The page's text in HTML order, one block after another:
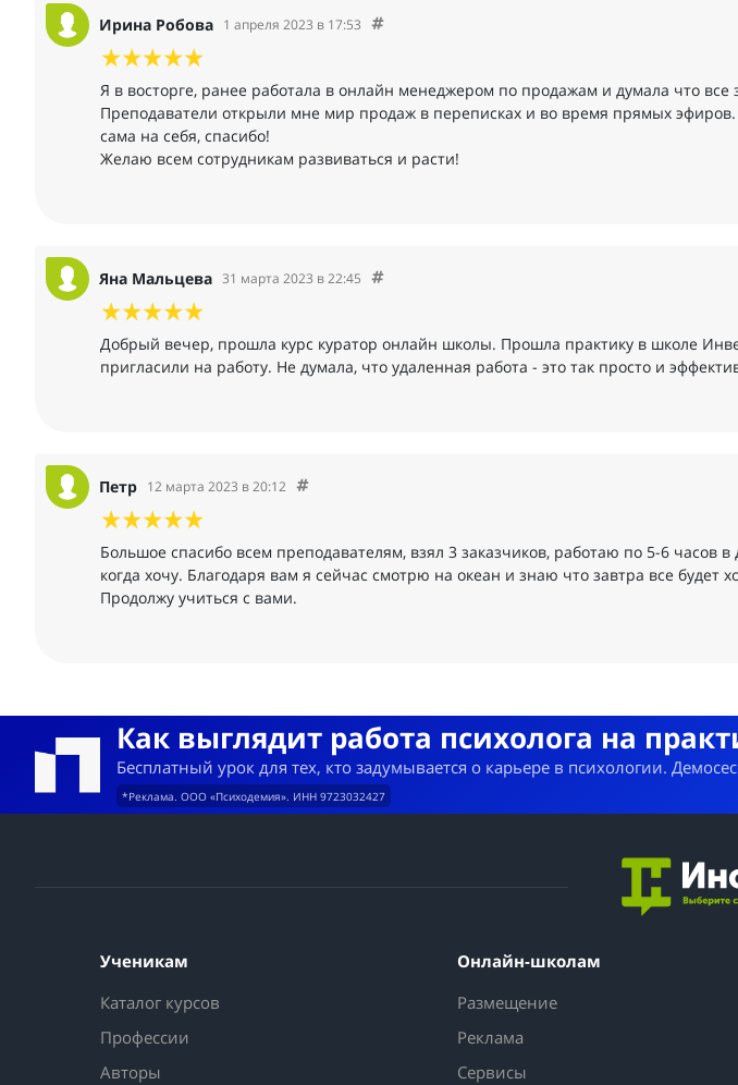
Ирина Робова 1 апреля 2023 в 17:53
Я в восторге, ранее работала в онлайн менеджером по продажам и думала что все
Преподаватели открыли мне мир продаж в переписках и во время прямых
сама на себя, спасибо!
Желаю всем сотрудникам развиваться и расти!
Яна Мальцева 31 марта 2023 в 22:45
Добрый вечер, прошла курс куратор онлайн школы. Прошла практику в школе
пригласили на работу. Не думала, что удаленная работа - это так просто и
Петр 12 марта 2023 в 20:12
Большое спасибо всем преподавателям, взял 3 заказчиков, работаю по 5-6 часов в
когда хочу. Благодаря вам я сейчас смотрю на океан и знаю что завтра все будет
Продолжу учиться с вами.
Как выглядит работа психолога на
Бесплатный урок для тех, кто задумывается о карьере в психологии.
*Реклама. ООО «Психодемия». ИНН 9723032427
Ученикам
Каталог курсов
Профессии
Авторы
Онлайн-школам
Размещение
Реклама
Сервисы